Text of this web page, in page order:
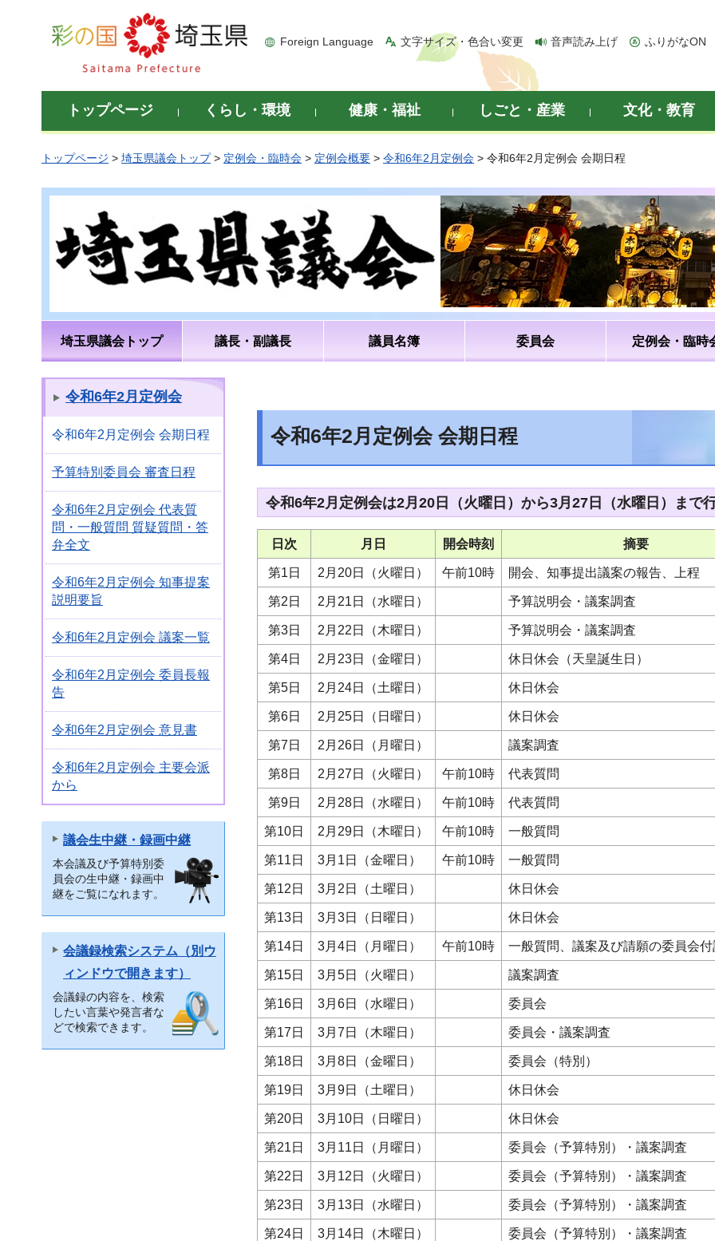
彩の国 埼玉県
Foreign Language 文字サイズ・色合い変更 音声読み上げ ふりがなON
トップページ くらし・環境 健康・福祉 しごと・産業 文化・教育
トップページ > 埼玉県議会トップ> 定例会・臨時会 > 定例会概要 > 令和6年2月定例会 > 令和6年2月定例会 会期日程
埼玉県議会トップ 議長・副議長 議員名簿 委員会 定例会・臨時
令和6年2月定例会
令和6年2月定例会 会期日程
予算特別委員会 審査日程
令和6年2月定例会 代表質
問・一般質問 質疑質問・答
弁全文
令和6年2月定例会 知事提案
説明要旨
令和6年2月定例会 議案一覧
令和6年2月定例会 委員長報
告
令和6年2月定例会 意見書
令和6年2月定例会 主要会派
から
議会生中継・録画中継
本会議及び予算特別委
員会の生中継・録画中
継をご覧になれます。
会議録検索システム（別ウ
ィンドウで開きます）
会議録の内容を、検索
したい言葉や発言者な
どで検索できます。
令和6年2月定例会 会期日程
令和6年2月定例会は2月20日（火曜日）から3月27日（水曜日）まで
日次 月日 開会時刻 摘要
第1日 2月20日（火曜日） 午前10時 開会、知事提出議案の報告、上程
第2日 2月21日（水曜日） 予算説明会・議案調査
第3日 2月22日（木曜日） 予算説明会・議案調査
第4日 2月23日（金曜日） 休日休会（天皇誕生日）
第5日 2月24日（土曜日） 休日休会
第6日 2月25日（日曜日） 休日休会
第7日 2月26日（月曜日） 議案調査
第8日 2月27日（火曜日） 午前10時 代表質問
第9日 2月28日（水曜日） 午前10時 代表質問
第10日 2月29日（木曜日） 午前10時 一般質問
第11日 3月1日（金曜日） 午前10時 一般質問
第12日 3月2日（土曜日） 休日休会
第13日 3月3日（日曜日） 休日休会
第14日 3月4日（月曜日） 午前10時 一般質問、議案及び請願の委員会付
第15日 3月5日（火曜日） 議案調査
第16日 3月6日（水曜日） 委員会
第17日 3月7日（木曜日） 委員会・議案調査
第18日 3月8日（金曜日） 委員会（特別）
第19日 3月9日（土曜日） 休日休会
第20日 3月10日（日曜日） 休日休会
第21日 3月11日（月曜日） 委員会（予算特別）・議案調査
第22日 3月12日（火曜日） 委員会（予算特別）・議案調査
第23日 3月13日（水曜日） 委員会（予算特別）・議案調査
第24日 3月14日（木曜日） 委員会（予算特別）・議案調査